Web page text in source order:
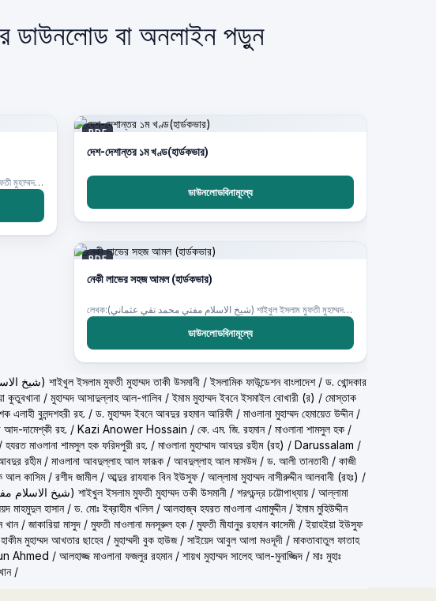
ডাউনলোড বা অনলাইন পড়ুন
লেখক:(شيخ الاسلام مفتي محمد تقي عثماني) শাইখুল ইসলাম মুফতী মুহাম্মদ তাকী উসমানী
PDF
দেশ-দেশান্তর ১ম খণ্ড(হার্ডকভার)
ডাউনলোডবিনামূল্যে
PDF
নেকী লাভের সহজ আমল (হার্ডকভার)
লেখক:(شيخ الاسلام مفتي محمد تقي عثماني) শাইখুল ইসলাম মুফতী মুহাম্মদ তাকী উসমানী
ডাউনলোডবিনামূল্যে
(شيخ الاسلام مفتي محمد تقي عثماني) শাইখুল ইসলাম মুফতী মুহাম্মদ তাকী উসমানী /ইসলামিক ফাউন্ডেশন বাংলাদেশ/ ড. খোন্দকার
কুতুবখানা / মুহাম্মদ আসাদুল্লাহ আল-গালিব /ইমাম মুহাম্মদ ইবনে ইসমাইল বোখারী (র) / মোস্তাক
এলাহী বুলন্দশহরী রহ. / ড. মুহাম্মদ ইবনে আবদুর রহমান আরিফী / মাওলানা মুহাম্মদ হেমায়েত উদ্দীন/
আদ-দামেশ্‌কী রহ. / Kazi Anower Hossain / কে. এম. জি. রহমান/ মাওলানা শামসুল হক /
হযরত মাওলানা শামসুল হক ফরিদপুরী রহ. / মাওলানা মুহাম্মাদ আবদুর রহীম (রহ) / Darussalam /
আবদুর রহীম/ মাওলানা আবদুল্লাহ আল ফারূক / আবদুল্লাহ আল মাসউদ / ড. আলী তানতাবী / কাজী
আল কাসিম/ রশীদ জামীল / আব্দুর রাযযাক বিন ইউসুফ/ আল্লামা মুহাম্মদ নাসীরুদ্দীন আলবানী (রহঃ) /
(شيخ الاسلام مفتي محمد تقي عثماني) শাইখুল ইসলাম মুফতী মুহাম্মদ তকী উসমানী / শরৎচন্দ্র চট্টোপাধ্যায় / আল্লামা
মাহমুদুল হাসান/ ড. মোঃ ইব্রাহীম খলিল / আলহাজ্ব হযরত মাওলানা এমামুদ্দীন/ইমাম মুহিউদ্দীন
খান/ জাকারিয়া মাসুদ / মুফতী মাওলানা মনসূরুল হক / মুফতী মীযানুর রহমান কাসেমী /ইয়াহইয়া ইউসুফ
হাকীম মুহাম্মদ আখতার ছাহেব / মুহাম্মদী বুক হাউজ/ সাইয়েদ আবুল আলা মওদূদী / মাকতাবাতুল ফাতাহ
Ahmed / আলহাজ্জ মাওলানা ফজলুর রহমান/ শায়খ মুহাম্মদ সালেহ আল-মুনাজ্জিদ / মাঃ মুহাঃ
/